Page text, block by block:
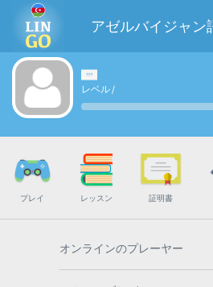
アゼルバイジャン
レベル/
プレイ レッスン 証明書
オンラインのプレーヤー